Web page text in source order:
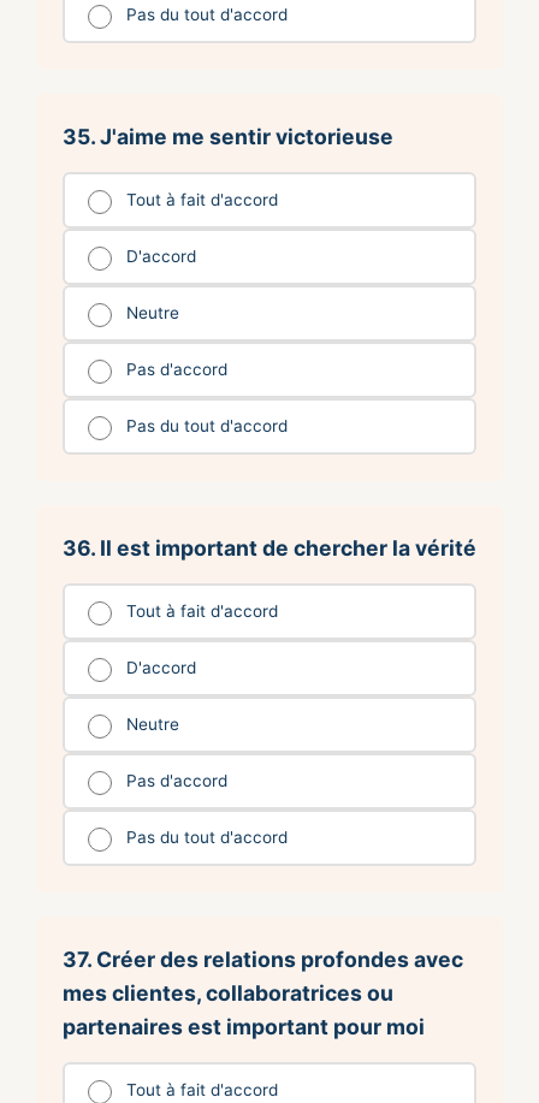
Pas du tout d'accord
35. J'aime me sentir victorieuse
Tout à fait d'accord
D'accord
Neutre
Pas d'accord
Pas du tout d'accord
36. Il est important de chercher la vérité
Tout à fait d'accord
D'accord
Neutre
Pas d'accord
Pas du tout d'accord
37. Créer des relations profondes avec
mes clientes, collaboratrices ou
partenaires est important pour moi
Tout à fait d'accord